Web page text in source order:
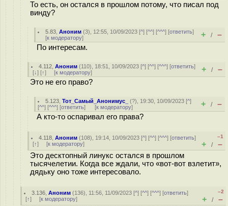
То есть, он остался в прошлом потому, что писал под
винду?
5.83 ,Аноним (3), 12:55, 10/09/2023 [^] [^^] [^^^] [ответить]
[к модератору] + / –
По интересам.
4.112 ,Аноним (110), 18:51, 10/09/2023 [^] [^^] [^^^] [ответить]
[↓] [↑] [к модератору] + / –
Это не его право?
5.123 ,Тот_Самый_Анонимус_ (?), 19:30, 10/09/2023 [^]
[^^] [^^^] [ответить] [к модератору] + / –
А кто-то оспаривал его права?
4.118 ,Аноним (108), 19:14, 10/09/2023 [^] [^^] [^^^] [ответить]
[↑] [к модератору]
–1
+ / –
Это десктопный линукс остался в прошлом
тысячелетии. Когда все ждали, что «вот-вот взлетит»,
дядьку оно тоже интересовало.
3.136 ,Аноним (136), 11:56, 11/09/2023 [^] [^^] [^^^] [ответить]
[↑] [к модератору]
–2
+ / –